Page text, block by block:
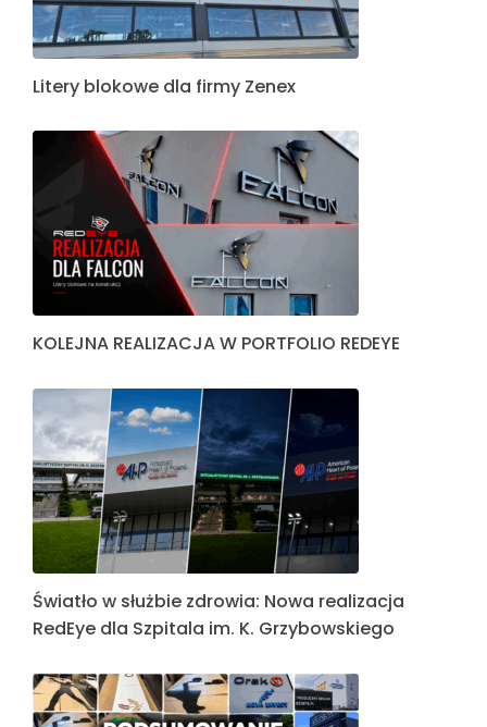
Litery blokowe dla firmy Zenex
KOLEJNA REALIZACJA W PORTFOLIO REDEYE
Światło w służbie zdrowia: Nowa realizacja
RedEye dla Szpitala im. K. Grzybowskiego